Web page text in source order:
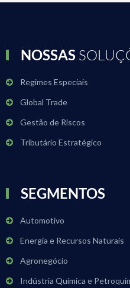
NOSSAS
Regimes Especiais
Global Trade
Gestão de Riscos
Tributário Estratégico
SEGMENTOS
Automotivo
Energia e Recursos Naturais
Agronegócio
Indústria Química e